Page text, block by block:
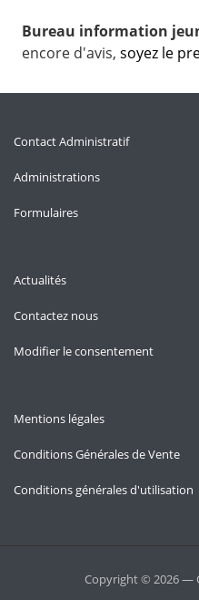
Bureau information
encore d'avis, soyez le
Contact Administratif
Administrations
Formulaires
Actualités
Contactez nous
Modifier le consentement
Mentions légales
Conditions Générales de Vente
Conditions générales d'utilisation
Copyright © 2026 —